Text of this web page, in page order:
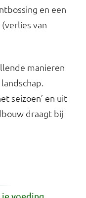
en een
van
manieren
seizoen’ en uit
draagt bij
je voeding